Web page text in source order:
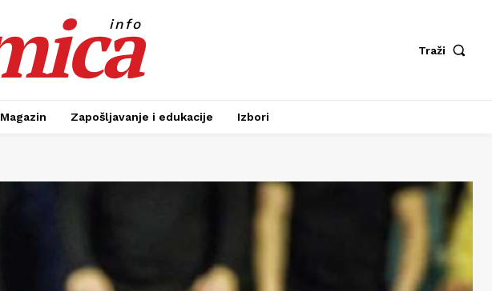
info
Traži
Magazin Zapošljavanje i edukacije Izbori